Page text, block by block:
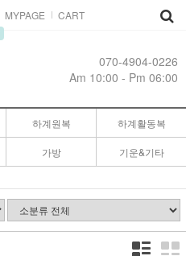
MYPAGE CART
070-4904-0226
Am 10:00 - Pm 06:00
하계원복 하계활동복
가방 기운&기타